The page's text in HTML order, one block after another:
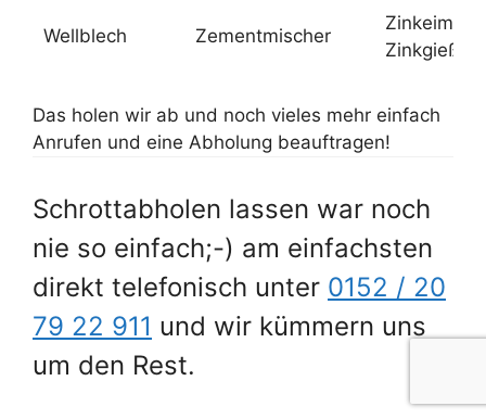
Wellblech Zementmischer
Zinkeimer,
Das holen wir ab und noch vieles mehr einfach
Anrufen und eine Abholung beauftragen!
Schrottabholen lassen war noch
nie so einfach;-) am einfachsten
direkt telefonisch unter 0152 / 20
79 22 911 und wir kümmern uns
um den Rest.